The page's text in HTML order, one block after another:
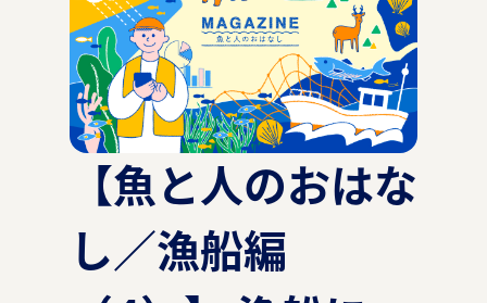
ぷらすれっくにできる
こと
マガジン
【魚と人のおはな
し／漁船編
【魚と人のおはな
し】ぷらすれっ
【魚と人のおはな
し／漁船編
【魚と人のおはな
し／漁船編
【魚と人のおはな
し／漁船編
【魚と人のおはな
し／漁船編
【魚と人のおはな
し】ぷらすれっ